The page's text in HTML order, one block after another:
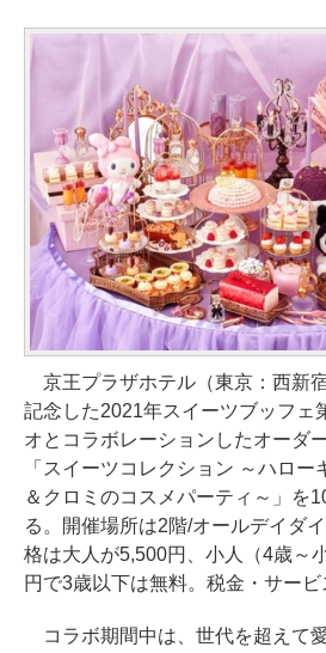
京王プラザホテル（東京：西新
記念した2021年スイーツブッフェ
オとコラボレーションしたオーダ
「スイーツコレクション ～ハロー
＆クロミのコスメパーティ～」を
る。開催場所は2階/オールデイダ
格は大人が5,500円、小人（4歳～
円で3歳以下は無料。税金・サービ
コラボ期間中は、世代を超えて